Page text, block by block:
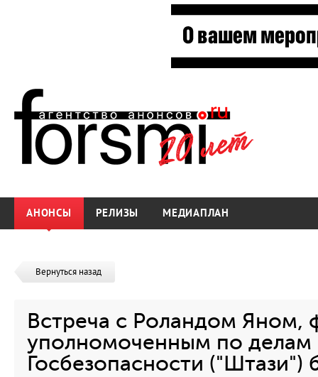
АНОНСЫ РЕЛИЗЫ МЕДИАПЛАН
Вернуться назад
Встреча с Роландом Яном,
уполномоченным по делам
Госбезопасности ("Штази")